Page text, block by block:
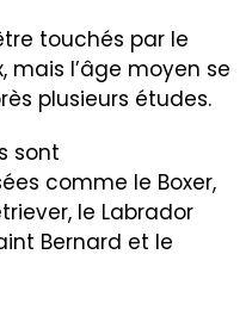
touchés par le
mais l’âge moyen se
plusieurs études.
sont
comme le Boxer,
le Labrador
Bernard et le